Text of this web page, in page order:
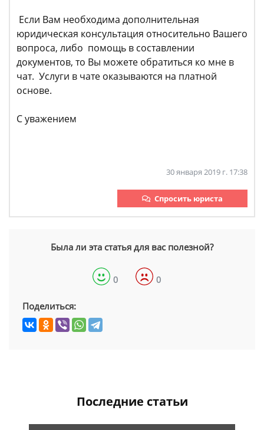
Если Вам необходима дополнительная
юридическая консультация относительно Вашего
вопроса, либо помощь в составлении
документов, то Вы можете обратиться ко мне в
чат. Услуги в чате оказываются на платной
основе.
С уважением
30 января 2019 г. 17:38
Спросить юриста
Была ли эта статья для вас полезной?
0 0
Поделиться:
Последние статьи